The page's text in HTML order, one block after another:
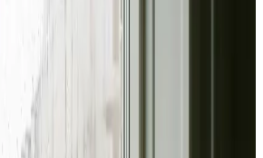
i Augustenborg starter her.
montering og dokumentation
helt uforpligtende.